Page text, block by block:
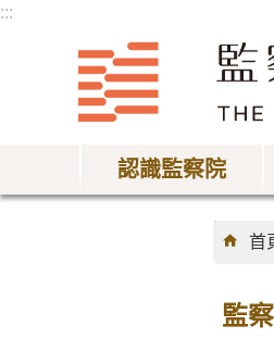
:::
認識監察院
:::
首
監